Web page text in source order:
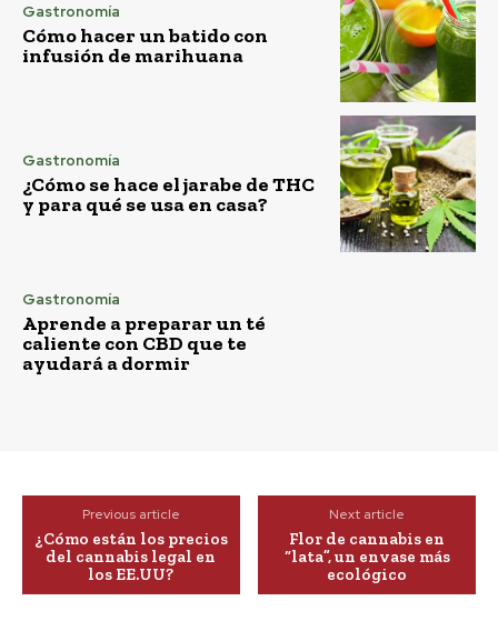
Gastronomía
Cómo hacer un batido con
infusión de marihuana
Gastronomía
¿Cómo se hace el jarabe de THC
y para qué se usa en casa?
Gastronomía
Aprende a preparar un té
caliente con CBD que te
ayudará a dormir
Previous article
¿Cómo están los precios
del cannabis legal en
los EE.UU?
Next article
Flor de cannabis en
“lata”, un envase más
ecológico